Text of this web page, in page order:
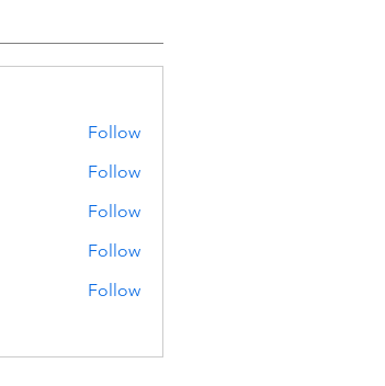
Follow
Follow
Follow
Follow
Follow